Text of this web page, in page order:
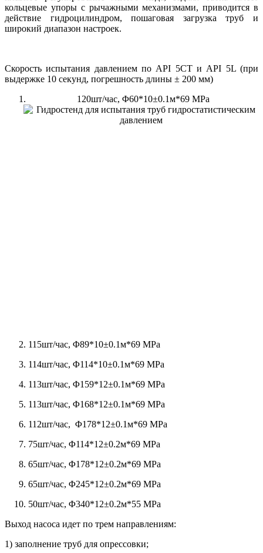
кольцевые упоры с рычажными механизмами, приводится в
действие гидроцилиндром, пошаговая загрузка труб и
широкий диапазон настроек.
Скорость испытания давлением по API 5CT и API 5L (при
выдержке 10 секунд, погрешность длины ± 200 мм)
120шт/час, Φ60*10±0.1м*69 MPa
115шт/час, Φ89*10±0.1м*69 MPa
114шт/час, Φ114*10±0.1м*69 MPa
113шт/час, Φ159*12±0.1м*69 MPa
113шт/час, Φ168*12±0.1м*69 MPa
112шт/час, Φ178*12±0.1м*69 MPa
75шт/час, Φ114*12±0.2м*69 MPa
65шт/час, Φ178*12±0.2м*69 MPa
65шт/час, Φ245*12±0.2м*69 MPa
50шт/час, Φ340*12±0.2м*55 MPa
Выход насоса идет по трем направлениям:
1) заполнение труб для опрессовки;